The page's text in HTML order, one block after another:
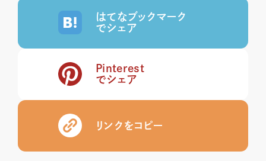
はてなブックマーク
でシェア
Pinterest
でシェア
リンクをコピー